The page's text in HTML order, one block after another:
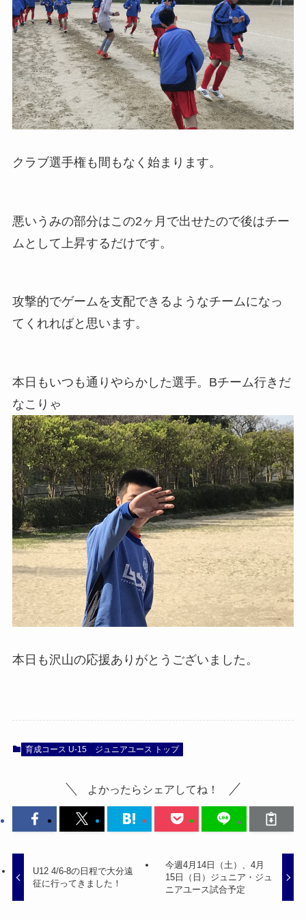
クラブ選手権も間もなく始まります。
悪いうみの部分はこの2ヶ月で出せたので後はチー
ムとして上昇するだけです。
攻撃的でゲームを支配できるようなチームになっ
てくれればと思います。
本日もいつも通りやらかした選手。Bチーム行きだ
なこりゃ
本日も沢山の応援ありがとうございました。
育成コース U-15 ジュニアユース トップ
よかったらシェアしてね！
U12 4/6-8の日程で大分遠
征に行ってきました！
今週4月14日（土）、4月
15日（日）ジュニア・ジュ
ニアユース試合予定